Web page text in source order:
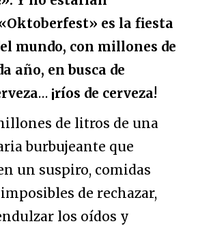
es la fiesta
mundo, con millones de
año, en busca de
… ¡ríos de cerveza!
de litros de una
burbujeante que
un suspiro, comidas
de rechazar,
los oídos y